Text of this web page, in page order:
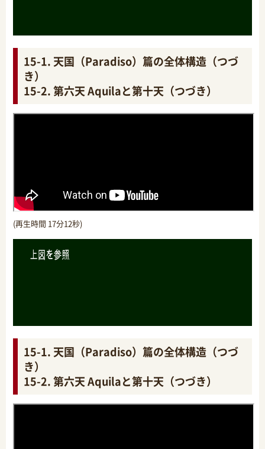
15-1. 天国（Paradiso）篇の全体構造（つづ
き）
15-2. 第六天 Aquilaと第十天（つづき）
(再生時間 17分12秒)
15-1. 天国（Paradiso）篇の全体構造（つづ
き）
15-2. 第六天 Aquilaと第十天（つづき）